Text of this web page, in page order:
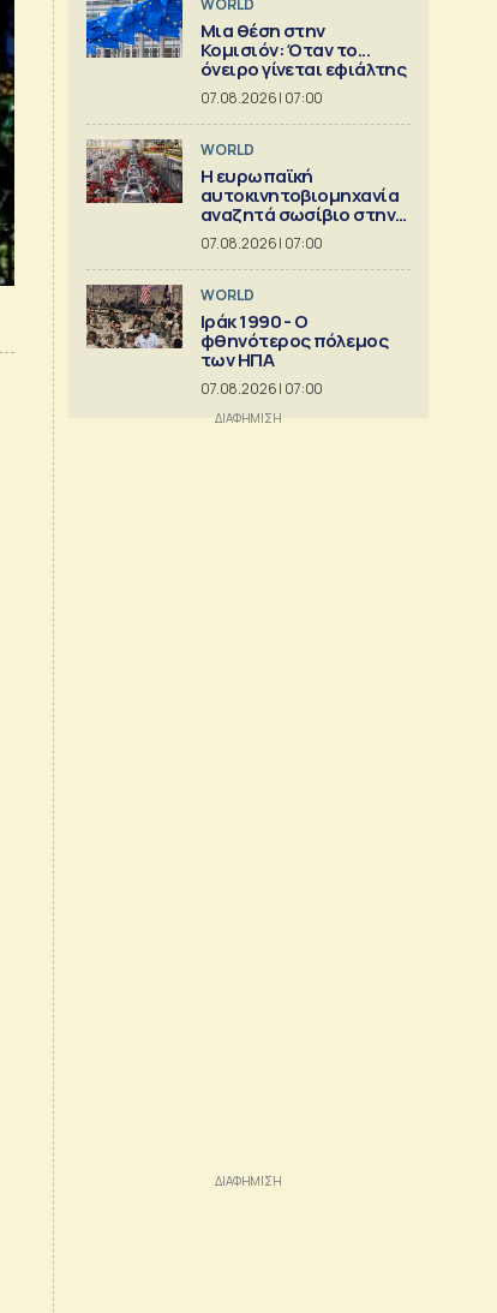
WORLD
Μια θέση στην
Κομισιόν: Όταν το...
όνειρο γίνεται εφιάλτης
07.08.2026 | 07:00
WORLD
Η ευρωπαϊκή
αυτοκινητοβιομηχανία
αναζητά σωσίβιο στην
Κίνα
07.08.2026 | 07:00
WORLD
Ιράκ 1990 - Ο
φθηνότερος πόλεμος
των ΗΠΑ
07.08.2026 | 07:00